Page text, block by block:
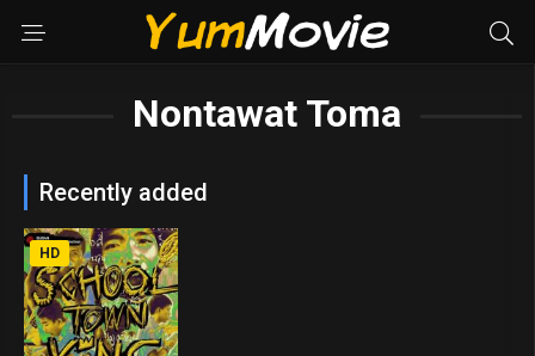
Nontawat Toma
Recently added
HD